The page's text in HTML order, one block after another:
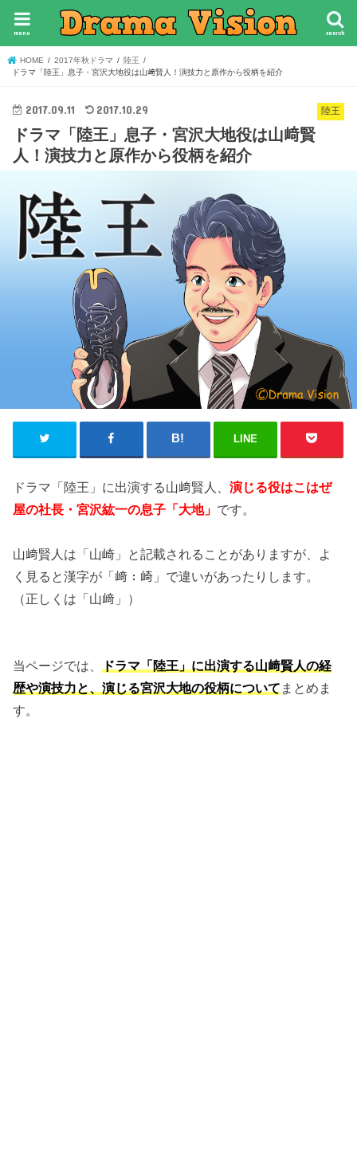
search
menu
HOME 2017年秋ドラマ
陸王
ドラマ「陸王」息子・宮沢大地役は山﨑賢人！演技力と原作から役柄を紹介
陸王
2017.09.11 2017.10.29
ドラマ「陸王」息子・宮沢大地役は山﨑賢
人！演技力と原作から役柄を紹介
LINE
ドラマ「陸王」に出演する山﨑賢人、演じる役はこはぜ
屋の社長・宮沢紘一の息子「大地」 です。
山﨑賢人は「山崎」と記載されることがありますが、よ
く見ると漢字が「﨑：崎」で違いがあったりします。
（正しくは「山﨑」）
当ページでは、
ドラマ「陸王」に出演する山﨑賢人の経
歴や演技力と、演じる宮沢大地の役柄について まとめま
す。